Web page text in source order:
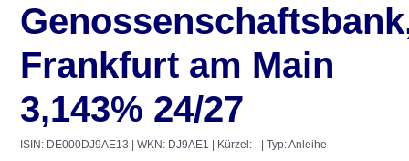
Frankfurt am Main
3,143% 24/27
ISIN: DE000DJ9AE13 | WKN: DJ9AE1 | Kürzel: - | Typ: Anleihe